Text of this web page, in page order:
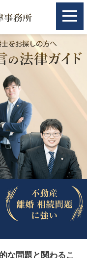
な問題と関わるこ